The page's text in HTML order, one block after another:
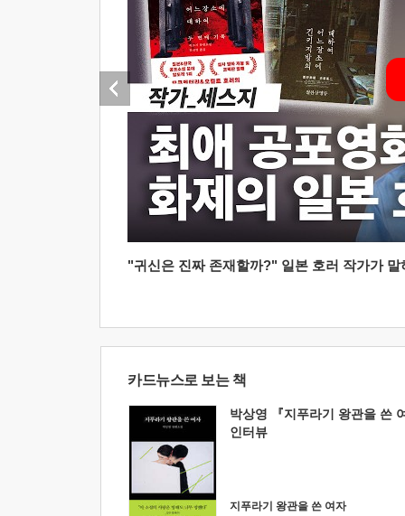
"귀신은 진짜 존재할까?" 일본 호러 작가가
카드뉴스로 보는 책
박상영 『지푸라기 왕관을 쓴
인터뷰
지푸라기 왕관을 쓴 여자